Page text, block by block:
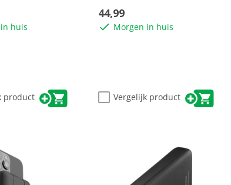
huis
product
44,99
Morgen in huis
Vergelijk product